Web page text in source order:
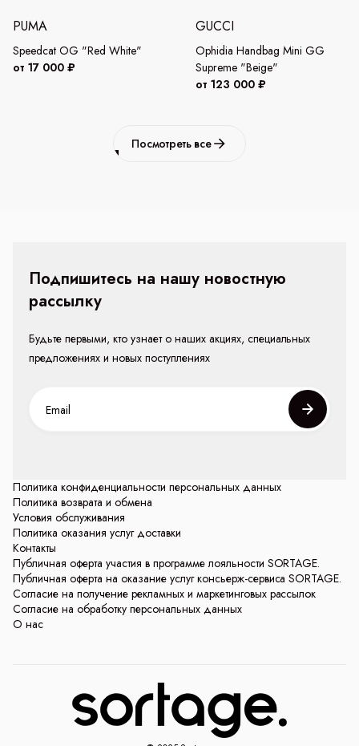
PUMA
Speedcat OG "Red White"
от 17 000 ₽
GUCCI
Ophidia Handbag Mini GG
Supreme "Beige"
от 123 000 ₽
Посмотреть все
Политика конфиденциальности персональных данных
Политика возврата и обмена
Условия обслуживания
Политика оказания услуг доставки
Контакты
Публичная оферта участия в программе лояльности SORTAGE.
Публичная оферта на оказание услуг консьерж-сервиса SORTAGE.
Согласие на получение рекламных и маркетинговых рассылок
Согласие на обработку персональных данных
О нас
Подпишитесь на нашу новостную
рассылку
Будьте первыми, кто узнает о наших акциях, специальных
предложениях и новых поступлениях